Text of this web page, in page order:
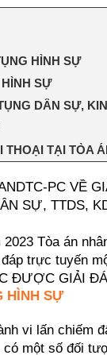
HÌNH SỰ
SỰ
DÂN SỰ,
THOẠI TẠI TÒA
PC VỀ
SỰ, TTDS,
Tòa án
trực tuyến
ĐƯỢC GIẢI
HÌNH SỰ
vi lấn chiếm
một số đối